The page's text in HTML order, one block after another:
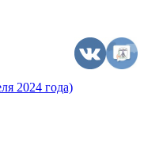
2024 года)